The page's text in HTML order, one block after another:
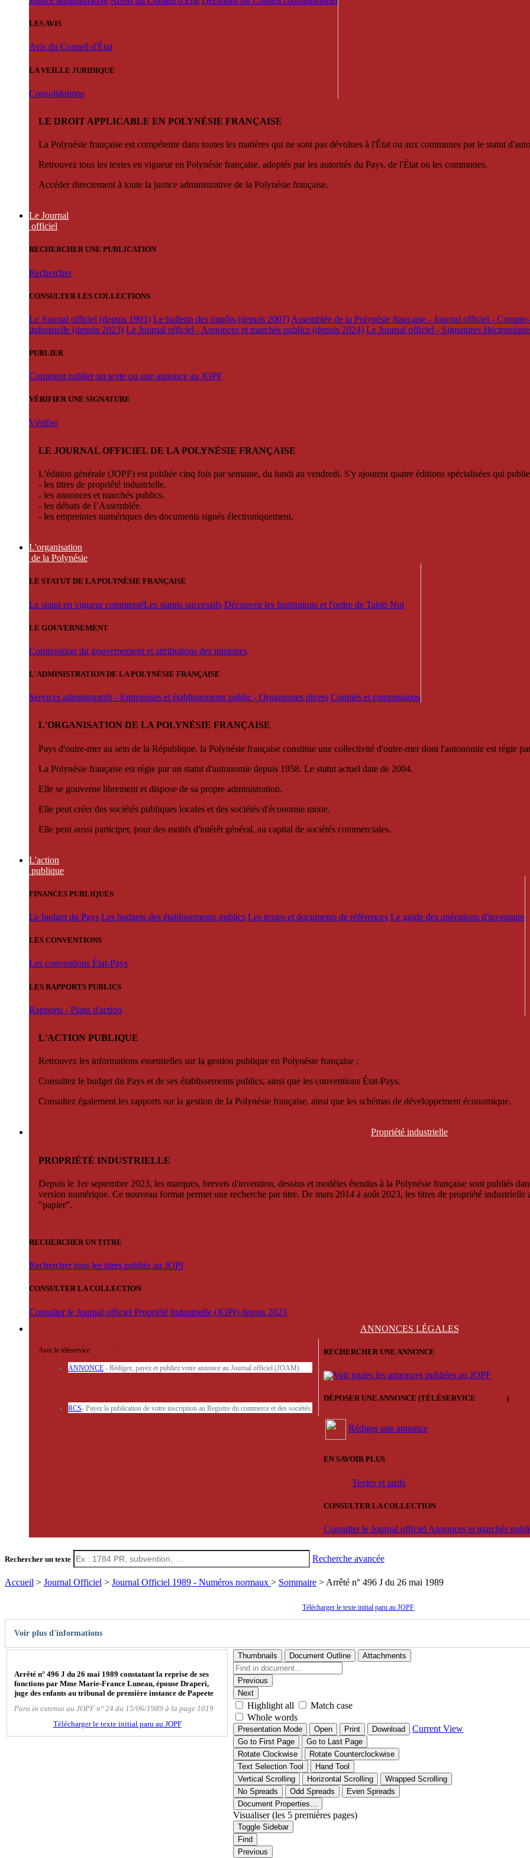
LES AVIS
Avis du Conseil d'État
LA VEILLE JURIDIQUE
Consolidations
LE DROIT APPLICABLE EN POLYNÉSIE FRANÇAISE
La Polynésie française est compétente dans toutes les matières qui ne sont pas dévolues à l'État ou aux communes par le statut
Retrouvez tous les textes en vigueur en Polynésie française, adoptés par les autorités du Pays, de l'État ou les communes.
Accéder directement à toute la justice administrative de la Polynésie française.
Le Journal
officiel
RECHERCHER UNE PUBLICATION
Rechercher
CONSULTER LES COLLECTIONS
Le Journal officiel (depuis 1901) Le bulletin des impôts (depuis 2007) Assemblée de la Polynésie française - Journal officiel -
industrielle (depuis 2023) Le Journal officiel - Annonces et marchés publics (depuis 2024) Le Journal officiel - Signatures
PUBLIER
Comment publier un texte ou une annonce au JOPF
VÉRIFIER UNE SIGNATURE
Vérifier
LE JOURNAL OFFICIEL DE LA POLYNÉSIE FRANÇAISE
L'édition générale (JOPF) est publiée cinq fois par semaine, du lundi au vendredi. S'y ajoutent quatre éditions spécialisées qui
- les titres de propriété industrielle.
- les annonces et marchés publics.
- les débats de l’Assemblée.
- les empreintes numériques des documents signés électroniquement.
L'organisation
de la Polynésie
LE STATUT DE LA POLYNÉSIE FRANÇAISE
Le statut en vigueur commentéLes statuts successifs Découvrir les Institutions et l'ordre de Tahiti Nui
LE GOUVERNEMENT
Composition du gouvernement et attributions des ministres
L'ADMINISTRATION DE LA POLYNÉSIE FRANÇAISE
Services administratifs - Entreprises et établissements public - Organismes divers Comités et commissions
L'ORGANISATION DE LA POLYNÉSIE FRANÇAISE
Pays d'outre-mer au sein de la République, la Polynésie française constitue une collectivité d'outre-mer dont l'autonomie est régie
La Polynésie française est régie par un statut d'autonomie depuis 1958. Le statut actuel date de 2004.
Elle se gouverne librement et dispose de sa propre administration.
Elle peut créer des sociétés publiques locales et des sociétés d'économie mixte.
Elle peut aussi participer, pour des motifs d'intérêt général, au capital de sociétés commerciales.
L'action
publique
FINANCES PUBLIQUES
Le budget du Pays Les budgets des établissements publics Les textes et documents de références Le guide des opérations d'inventaire
LES CONVENTIONS
Les conventions État-Pays
LES RAPPORTS PUBLICS
Rapports - Plans d'action
L'ACTION PUBLIQUE
Retrouvez les informations essentielles sur la gestion publique en Polynésie française :
Consultez le budget du Pays et de ses établissements publics, ainsi que les conventions État-Pays.
Consultez également les rapports sur la gestion de la Polynésie française, ainsi que les schémas de développement économique.
Propriété industrielle
PROPRIÉTÉ INDUSTRIELLE
Depuis le 1er septembre 2023, les marques, brevets d'invention, dessins et modèles étendus à la Polynésie française sont publiés
version numérique. Ce nouveau format permet une recherche par titre. De mars 2014 à août 2023, les titres de propriété
"papier".
RECHERCHER UN TITRE
Rechercher tous les titres publiés au JOPI
CONSULTER LA COLLECTION
Consulter le Journal officiel Propriété Industrielle (JOPI) depuis 2023
ANNONCES LÉGALES
Avec le téléservice :
ANNONCE - Rédigez, payez et publiez votre annonce au Journal officiel (JOAM)
RCS- Payez la publication de votre inscription au Registre du commerce et des sociétés.
RECHERCHER UNE ANNONCE
Voir toutes les annonces publiées au JOPF
DÉPOSER UNE ANNONCE (TÉLÉSERVICE )
Rédiger une annonce
EN SAVOIR PLUS
Textes et tarifs
CONSULTER LA COLLECTION
Consulter le Journal officiel Annonces et marchés
Rechercher un texte Recherche avancée
Accueil > Journal Officiel > Journal Officiel 1989 - Numéros normaux > Sommaire > Arrêté n° 496 J du 26 mai 1989
Télécharger le texte initial paru au JOPF
Voir plus d'informations
Arrêté n° 496 J du 26 mai 1989 constatant la reprise de ses
fonctions par Mme Marie-France Luneau, épouse Draperi,
juge des enfants au tribunal de première instance de Papeete
Paru in extenso au JOPF n° 24 du 15/06/1989 à la page 1019
Télécharger le texte initial paru au JOPF
Thumbnails Document Outline Attachments
Previous
Next
Highlight all
Match case
Whole words
Presentation Mode Open Print Download Current View
Go to First Page
Go to Last Page
Rotate Clockwise
Rotate Counterclockwise
Text Selection Tool
Hand Tool
Vertical Scrolling
Horizontal Scrolling
Wrapped Scrolling
No Spreads
Odd Spreads
Even Spreads
Document Properties…
Visualiser (les 5 premières pages)
Toggle Sidebar
Find
Previous